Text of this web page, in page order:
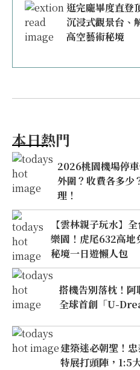
逛完龐畢度直登
沉浸式觀景台、
高空藝術秘境
本日熱門
2026桃園機場停
外圍？收費各多少
理！
【雲林親子玩水】
樂園！虎尾632高地
秘境一日遊懶人包
搭機告別落枕！阿
全球首創「U-
建築迷必朝聖！
特展打頭陣，1:5